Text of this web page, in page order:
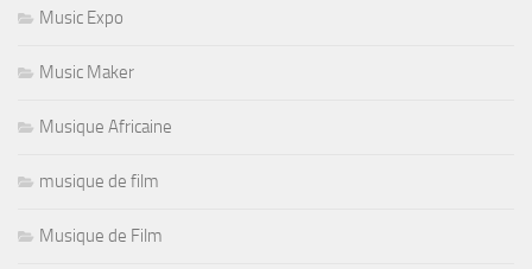
Music Expo
Music Maker
Musique Africaine
musique de film
Musique de Film